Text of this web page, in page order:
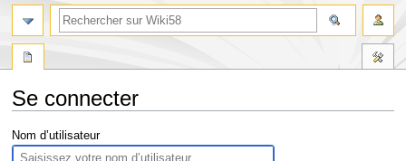
Se connecter
Aller
à
Aller
à
Nom d’utilisateur